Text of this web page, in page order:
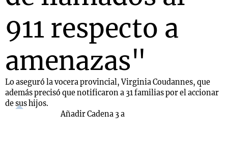
911 respecto a
amenazas"
Lo aseguró la vocera provincial, Virginia Coudannes, que
además precisó que notificaron a 31 familias por el accionar
de sus hijos.
Añadir Cadena 3 a